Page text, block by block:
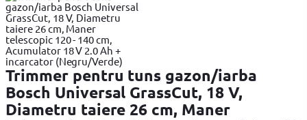
Trimmer pentru tuns gazon/iarba
Bosch Universal GrassCut, 18 V,
Diametru taiere 26 cm, Maner